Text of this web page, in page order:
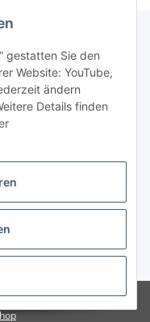
gestatten Sie den
Website: YouTube,
ändern
Details finden